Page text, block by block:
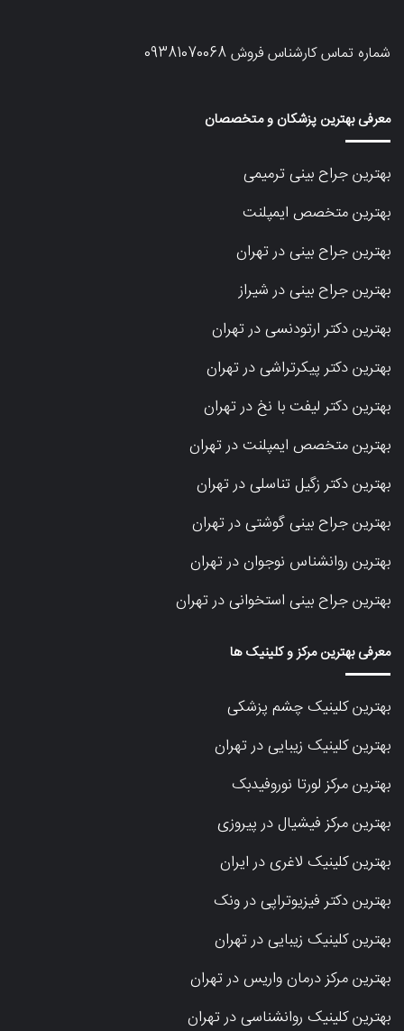
شماره تماس کارشناس فروش09381070068
معرفی بهترین پزشکان و متخصصان
بهترین جراح بینی ترمیمی
بهترین متخصص ایمپلنت
بهترین جراح بینی در تهران
بهترین جراح بینی در شیراز
بهترین دکتر ارتودنسی در تهران
بهترین دکتر پیکرتراشی در تهران
بهترین دکتر لیفت با نخ در تهران
بهترین متخصص ایمپلنت در تهران
بهترین دکتر زگیل تناسلی در تهران
بهترین جراح بینی گوشتی در تهران
بهترین روانشناس نوجوان در تهران
بهترین جراح بینی استخوانی در تهران
معرفی بهترین مرکز و کلینیک ها
بهترین کلینیک چشم پزشکی
بهترین کلینیک زیبایی در تهران
بهترین مرکز لورتا نوروفیدبک
بهترین مرکز فیشیال در پیروزی
بهترین کلینیک لاغری در ایران
بهترین دکتر فیزیوتراپی در ونک
بهترین کلینیک زیبایی در تهران
بهترین مرکز درمان واریس در تهران
بهترین کلینیک روانشناسی در تهران